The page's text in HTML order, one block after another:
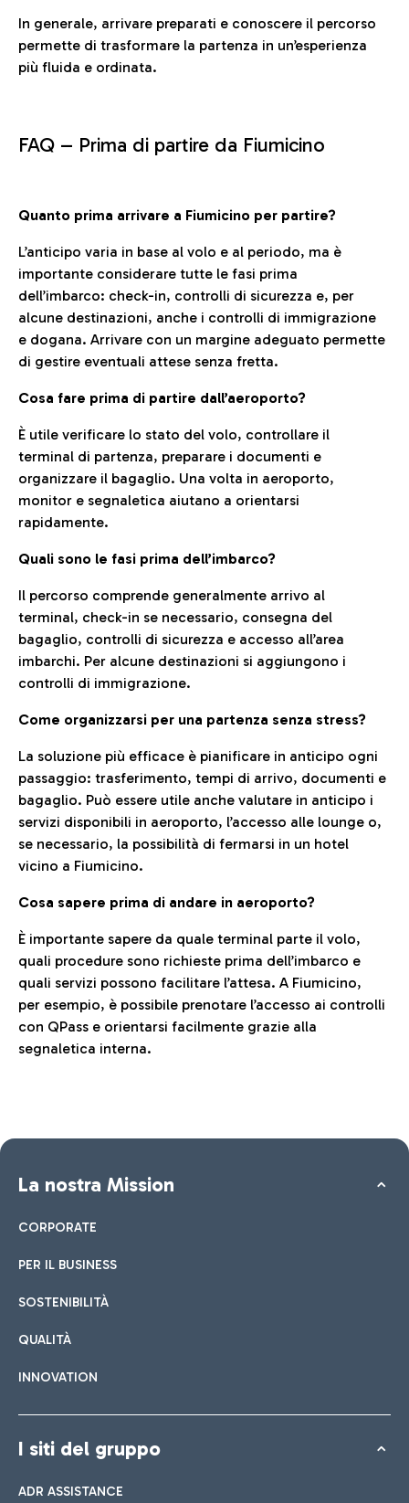
In generale, arrivare preparati e conoscere il percorso
permette di trasformare la partenza in un’esperienza
più fluida e ordinata.
FAQ – Prima di partire da Fiumicino
Quanto prima arrivare a Fiumicino per partire?
L’anticipo varia in base al volo e al periodo, ma è
importante considerare tutte le fasi prima
dell’imbarco: check-in, controlli di sicurezza e, per
alcune destinazioni, anche i controlli di immigrazione
e dogana. Arrivare con un margine adeguato permette
di gestire eventuali attese senza fretta.
Cosa fare prima di partire dall’aeroporto?
È utile verificare lo stato del volo, controllare il
terminal di partenza, preparare i documenti e
organizzare il bagaglio. Una volta in aeroporto,
monitor e segnaletica aiutano a orientarsi
rapidamente.
Quali sono le fasi prima dell’imbarco?
Il percorso comprende generalmente arrivo al
terminal, check-in se necessario, consegna del
bagaglio, controlli di sicurezza e accesso all’area
imbarchi. Per alcune destinazioni si aggiungono i
controlli di immigrazione.
Come organizzarsi per una partenza senza stress?
La soluzione più efficace è pianificare in anticipo ogni
passaggio: trasferimento, tempi di arrivo, documenti e
bagaglio. Può essere utile anche valutare in anticipo i
servizi disponibili in aeroporto, l’accesso alle lounge o,
se necessario, la possibilità di fermarsi in un hotel
vicino a Fiumicino.
Cosa sapere prima di andare in aeroporto?
È importante sapere da quale terminal parte il volo,
quali procedure sono richieste prima dell’imbarco e
quali servizi possono facilitare l’attesa. A Fiumicino,
per esempio, è possibile prenotare l’accesso ai controlli
con QPass e orientarsi facilmente grazie alla
segnaletica interna.
La nostra Mission
CORPORATE
PER IL BUSINESS
SOSTENIBILITÀ
QUALITÀ
INNOVATION
I siti del gruppo
ADR ASSISTANCE